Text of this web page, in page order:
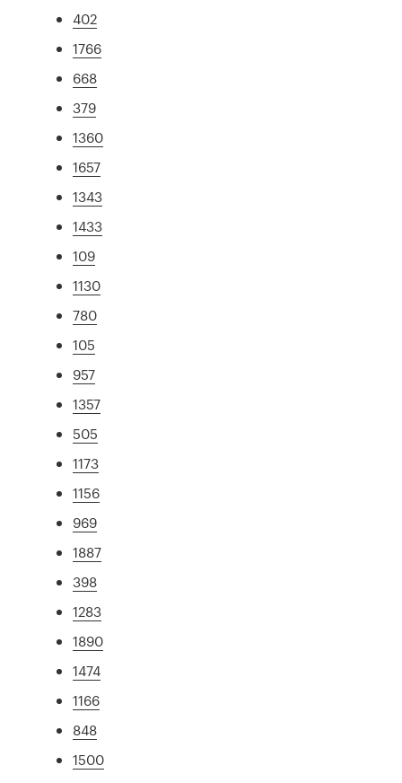
402
1766
668
379
1360
1657
1343
1433
109
1130
780
105
957
1357
505
1173
1156
969
1887
398
1283
1890
1474
1166
848
1500